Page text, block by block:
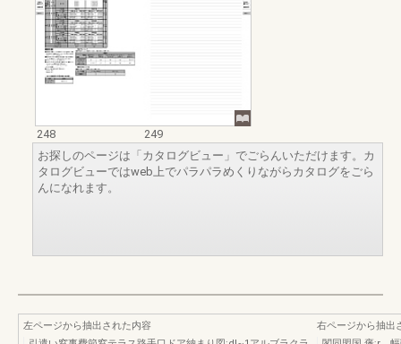
248
249
お探しのページは「カタログビュー」でごらんいただけます。カ
タログビューではweb上でパラパラめくりながらカタログをごら
んになれます。
左ページから抽出された内容
右ページから抽出